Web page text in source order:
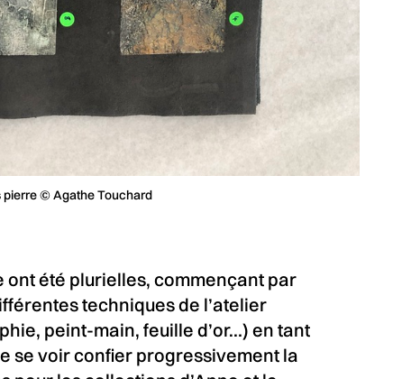
pierre © Agathe Touchard
ont été plurielles, commençant par
techniques de l’atelier
peint-main, feuille d’or…) en tant
se voir confier progressivement la